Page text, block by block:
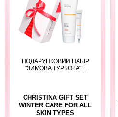
ПОДАРУНКОВИЙ НАБІР
"ЗИМОВА ТУРБОТА"...
CHRISTINA GIFT SET
WINTER CARE FOR ALL
SKIN TYPES